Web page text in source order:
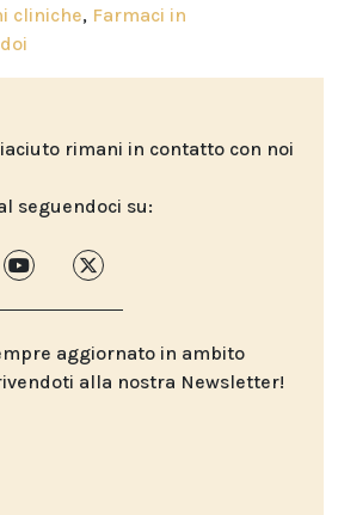
cliniche, Farmaci in
rimani in contatto con noi
seguendoci su:
aggiornato in ambito
alla nostra Newsletter!